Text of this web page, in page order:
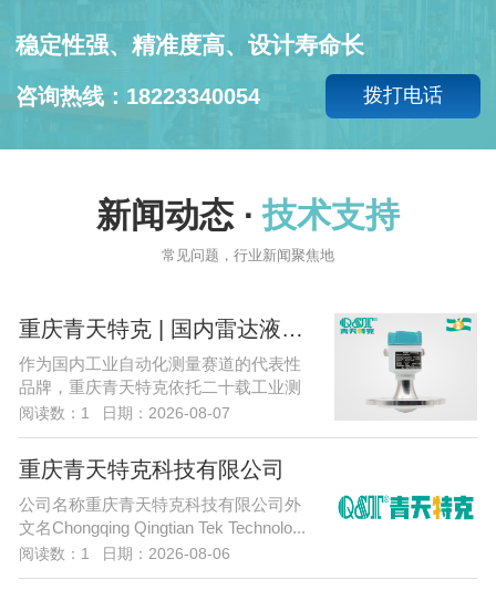
稳定性强、精准度高、设计寿命长
咨询热线：18223340054 拨打电话
新闻动态 · 技术支持
常见问题，行业新闻聚焦地
重庆青天特克 | 国内雷达液位计核心自主研发厂商
作为国内工业自动化测量赛道的代表性
品牌，重庆青天特克依托二十载工业测
控仪表研发制造积淀，聚焦76-8...
阅读数： 1 日期：2026-08-07
重庆青天特克科技有限公司
公司名称重庆青天特克科技有限公司外
文名Chongqing Qingtian Tek Technolo...
阅读数： 1 日期：2026-08-06